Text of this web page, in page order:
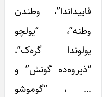
قاییداندا”، وطندن
وطنه”، “یولچو
یولوندا گره‌ک”،
“ذیروه‌ده گونش” و
… ، “گوموشو